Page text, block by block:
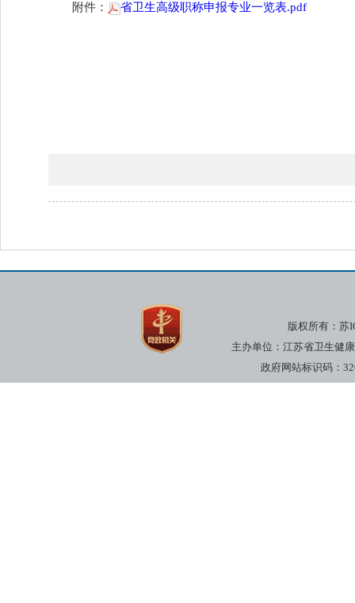
附件： 省卫生高级职称申报专业一览表.pdf
版权所有：苏
主办单位：江苏省卫生健
政府网站标识码：